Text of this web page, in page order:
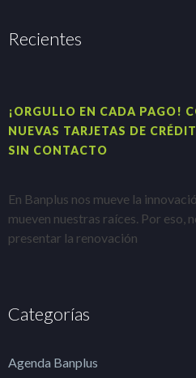
Recientes
¡ORGULLO EN CADA PAGO!
NUEVAS TARJETAS DE
SIN CONTACTO
En Banplus nos mueve la
mueven nuestras raíces. Por eso,
presentar la renovación
Categorías
Agenda Banplus